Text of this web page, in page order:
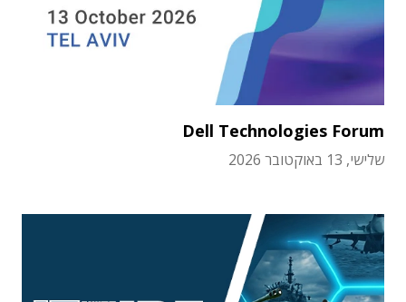
Dell Technologies Forum
שלישי, 13 באוקטובר 2026